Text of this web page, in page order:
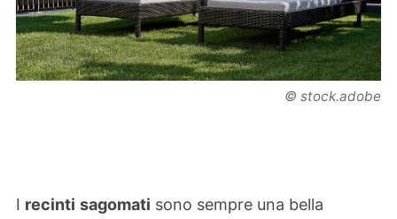
© stock.adobe
I recinti sagomati sono sempre una bella